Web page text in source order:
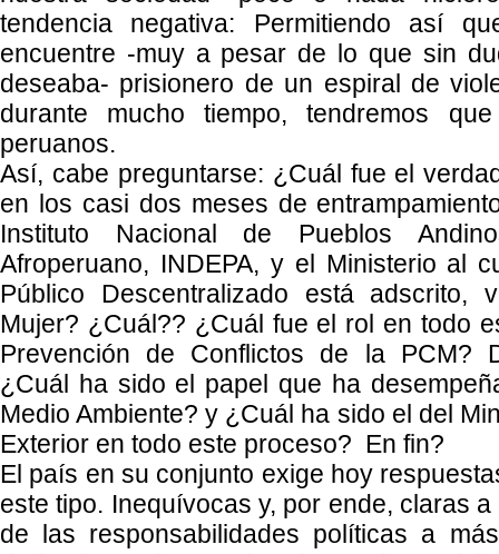
tendencia negativa: Permitiendo así
encuentre -muy a pesar de lo que sin
deseaba- prisionero de un espiral de
durante mucho tiempo, tendremos
peruanos.
Así, cabe preguntarse: ¿Cuál fue el
en los casi dos meses de
Instituto Nacional de Pueblos
Afroperuano, INDEPA, y el Ministerio al
Público Descentralizado está
Mujer? ¿Cuál?? ¿Cuál fue el rol en todo
Prevención de Conflictos de la PCM?
¿Cuál ha sido el papel que ha
Medio Ambiente? y ¿Cuál ha sido el del
Exterior en todo este proceso? En fin?
El país en su conjunto exige hoy
este tipo. Inequívocas y, por ende, claras
de las responsabilidades políticas a